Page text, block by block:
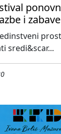
i
sredi&scar...